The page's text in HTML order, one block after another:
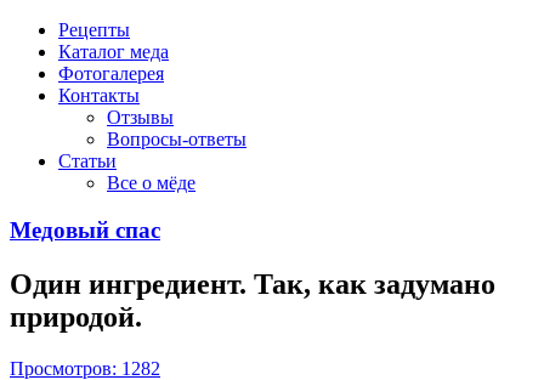
Рецепты
Каталог меда
Фотогалерея
Контакты
Отзывы
Вопросы-ответы
Статьи
Все о мёде
Медовый спас
Один ингредиент. Так, как задумано
природой.
Просмотров: 1282